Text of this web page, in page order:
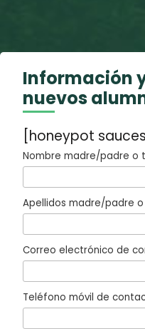
Información
nuevos
[honeypot
Nombre madre/padre o
Apellidos madre/padre
Correo electrónico de
Teléfono móvil de